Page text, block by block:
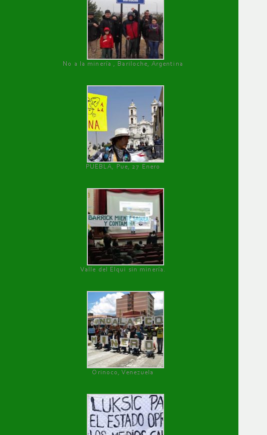
No a la minería , Bariloche, Argentina
PUEBLA, Pue, 27 Enero
Valle del Elqui sin minería.
Orinoco, Venezuela